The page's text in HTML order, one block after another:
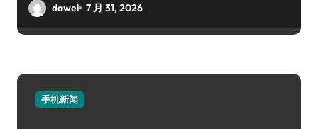
dawei 7 月 31, 2026
手机新闻